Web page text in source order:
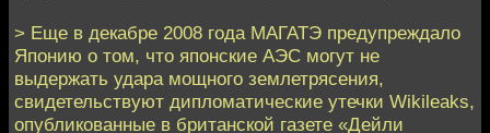
> Еще в декабре 2008 года МАГАТЭ предупреждало
Японию о том, что японские АЭС могут не
выдержать удара мощного землетрясения,
свидетельствуют дипломатические утечки Wikileaks,
опубликованные в британской газете «Дейли